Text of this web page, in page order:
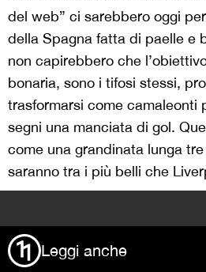
del web” ci sarebbero oggi
della Spagna fatta di paelle e
non capirebbero che
bonaria, sono i tifosi stessi,
trasformarsi come camaleonti
segni una manciata di gol.
come una grandinata lunga
saranno tra i più belli che
Leggi anche